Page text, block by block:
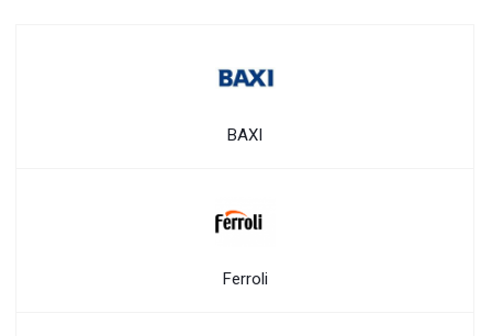
BAXI
Ferroli